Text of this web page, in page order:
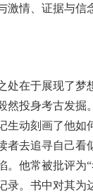
情、证据与信
在于展现了梦
投身考古发掘
动刻画了他如
去追寻自己看
他常被批评为
。书中对其为